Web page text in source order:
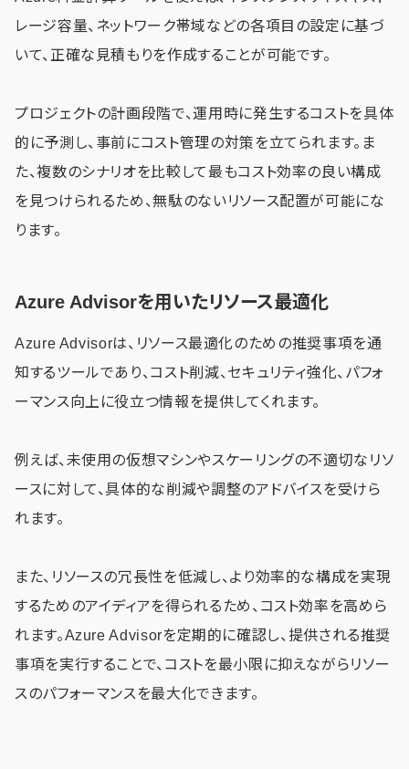
レージ容量、ネットワーク帯域などの各項目の設定に基づ
いて、正確な見積もりを作成することが可能です。
プロジェクトの計画段階で、運用時に発生するコストを具体
的に予測し、事前にコスト管理の対策を立てられます。ま
た、複数のシナリオを比較して最もコスト効率の良い構成
を見つけられるため、無駄のないリソース配置が可能にな
ります。
Azure Advisorを用いたリソース最適化
Azure Advisorは、リソース最適化のための推奨事項を通
知するツールであり、コスト削減、セキュリティ強化、パフォ
ーマンス向上に役立つ情報を提供してくれます。
例えば、未使用の仮想マシンやスケーリングの不適切なリソ
ースに対して、具体的な削減や調整のアドバイスを受けら
れます。
また、リソースの冗長性を低減し、より効率的な構成を実現
するためのアイディアを得られるため、コスト効率を高めら
れます。Azure Advisorを定期的に確認し、提供される推奨
事項を実行することで、コストを最小限に抑えながらリソー
スのパフォーマンスを最大化できます。